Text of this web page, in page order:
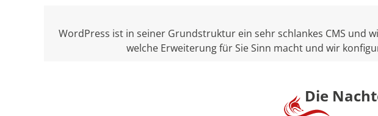
WordPress ist in seiner Grundstruktur ein sehr schlankes CMS und
welche Erweiterung für Sie Sinn macht und wir
Die